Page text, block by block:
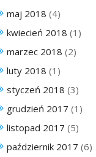
maj 2018 (4)
kwiecień 2018 (1)
marzec 2018 (2)
luty 2018 (1)
styczeń 2018 (3)
grudzień 2017 (1)
listopad 2017 (5)
październik 2017 (6)